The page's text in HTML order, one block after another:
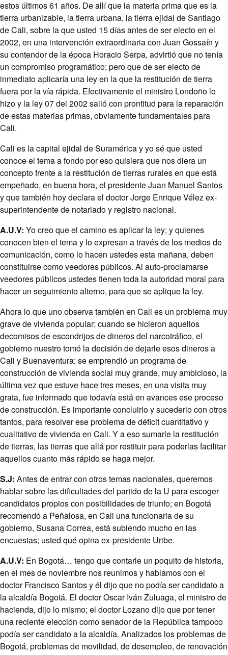
estos últimos 61 años. De allí que la materia prima que es la
tierra urbanizable, la tierra urbana, la tierra ejidal de Santiago
de Cali, sobre la que usted 15 días antes de ser electo en el
2002, en una intervención extraordinaria con Juan Gossaín y
su contendor de la época Horacio Serpa, advirtió que no tenía
un compromiso programático; pero que de ser electo de
inmediato aplicaría una ley en la que la restitución de tierra
fuera por la vía rápida. Efectivamente el ministro Londoño lo
hizo y la ley 07 del 2002 salió con prontitud para la reparación
de estas materias primas, obviamente fundamentales para
Cali.
Cali es la capital ejidal de Suramérica y yo sé que usted
conoce el tema a fondo por eso quisiera que nos diera un
concepto frente a la restitución de tierras rurales en que está
empeñado, en buena hora, el presidente Juan Manuel Santos
y que también hoy declara el doctor Jorge Enrique Vélez ex-
superintendente de notariado y registro nacional.
A.U.V: Yo creo que el camino es aplicar la ley; y quienes
conocen bien el tema y lo expresan a través de los medios de
comunicación, como lo hacen ustedes esta mañana, deben
constituirse como veedores públicos. Al auto-proclamarse
veedores públicos ustedes tienen toda la autoridad moral para
hacer un seguimiento alterno, para que se aplique la ley.
Ahora lo que uno observa también en Cali es un problema muy
grave de vivienda popular; cuando se hicieron aquellos
decomisos de escondrijos de dineros del narcotráfico, el
gobierno nuestro tomó la decisión de dejarle esos dineros a
Cali y Buenaventura; se emprendió un programa de
construcción de vivienda social muy grande, muy ambicioso, la
última vez que estuve hace tres meses, en una visita muy
grata, fue informado que todavía está en avances ese proceso
de construcción. Es importante concluirlo y sucederlo con otros
tantos, para resolver ese problema de déficit cuantitativo y
cualitativo de vivienda en Cali. Y a eso sumarle la restitución
de tierras, las tierras que allá por restituir para poderlas facilitar
aquellos cuanto más rápido se haga mejor.
S.J: Antes de entrar con otros temas nacionales, queremos
hablar sobre las dificultades del partido de la U para escoger
candidatos propios con posibilidades de triunfo; en Bogotá
recomendó a Peñalosa, en Cali una funcionaria de su
gobierno, Susana Correa, está subiendo mucho en las
encuestas; usted qué opina ex-presidente Uribe.
A.U.V: En Bogotá… tengo que contarle un poquito de historia,
en el mes de noviembre nos reunimos y hablamos con el
doctor Francisco Santos y él dijo que no podía ser candidato a
la alcaldía Bogotá. El doctor Oscar Iván Zuluaga, el ministro de
hacienda, dijo lo mismo; el doctor Lozano dijo que por tener
una reciente elección como senador de la República tampoco
podía ser candidato a la alcaldía. Analizados los problemas de
Bogotá, problemas de movilidad, de desempleo, de renovación